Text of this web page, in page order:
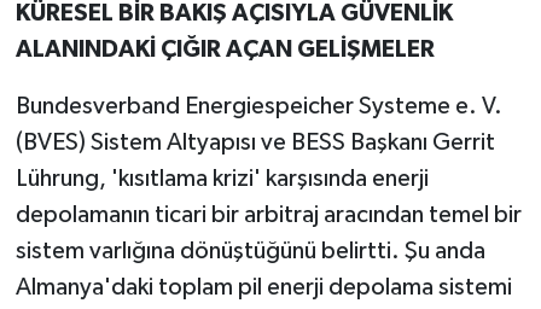
KÜRESEL BİR BAKIŞ AÇISIYLA GÜVENLİK
ALANINDAKİ ÇIĞIR AÇAN GELİŞMELER
Bundesverband Energiespeicher Systeme e. V.
(BVES) Sistem Altyapısı ve BESS Başkanı Gerrit
Lührung, 'kısıtlama krizi' karşısında enerji
depolamanın ticari bir arbitraj aracından temel bir
sistem varlığına dönüştüğünü belirtti. Şu anda
Almanya'daki toplam pil enerji depolama sistemi